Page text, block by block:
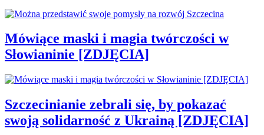
Mówiące maski i magia twórczości w
Słowianinie [ZDJĘCIA]
Szczecinianie zebrali się, by pokazać
swoją solidarność z Ukrainą [ZDJĘCIA]